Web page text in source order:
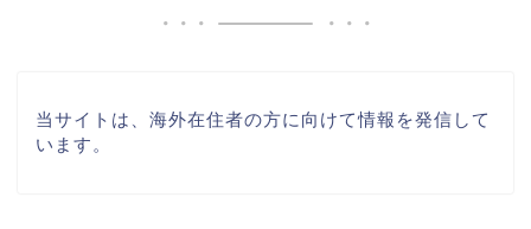
当サイトは、海外在住者の方に向けて情報を発信して
います。